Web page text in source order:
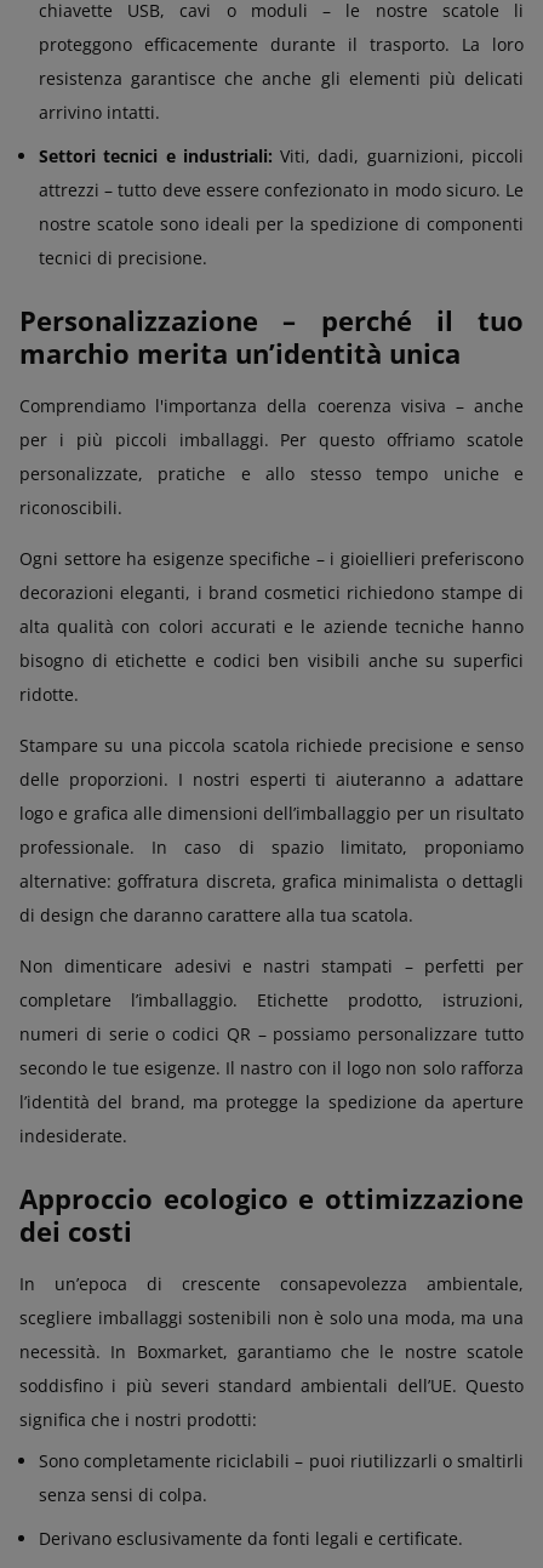
chiavette USB, cavi o moduli – le nostre scatole li
proteggono efficacemente durante il trasporto. La loro
resistenza garantisce che anche gli elementi più delicati
arrivino intatti.
Settori tecnici e industriali: Viti, dadi, guarnizioni, piccoli
attrezzi – tutto deve essere confezionato in modo sicuro. Le
nostre scatole sono ideali per la spedizione di componenti
tecnici di precisione.
Personalizzazione – perché il tuo
marchio merita un’identità unica
Comprendiamo l'importanza della coerenza visiva – anche
per i più piccoli imballaggi. Per questo offriamo scatole
personalizzate, pratiche e allo stesso tempo uniche e
riconoscibili.
Ogni settore ha esigenze specifiche – i gioiellieri preferiscono
decorazioni eleganti, i brand cosmetici richiedono stampe di
alta qualità con colori accurati e le aziende tecniche hanno
bisogno di etichette e codici ben visibili anche su superfici
ridotte.
Stampare su una piccola scatola richiede precisione e senso
delle proporzioni. I nostri esperti ti aiuteranno a adattare
logo e grafica alle dimensioni dell’imballaggio per un risultato
professionale. In caso di spazio limitato, proponiamo
alternative: goffratura discreta, grafica minimalista o dettagli
di design che daranno carattere alla tua scatola.
Non dimenticare adesivi e nastri stampati – perfetti per
completare l’imballaggio. Etichette prodotto, istruzioni,
numeri di serie o codici QR – possiamo personalizzare tutto
secondo le tue esigenze. Il nastro con il logo non solo rafforza
l’identità del brand, ma protegge la spedizione da aperture
indesiderate.
Approccio ecologico e ottimizzazione
dei costi
In un’epoca di crescente consapevolezza ambientale,
scegliere imballaggi sostenibili non è solo una moda, ma una
necessità. In Boxmarket, garantiamo che le nostre scatole
soddisfino i più severi standard ambientali dell’UE. Questo
significa che i nostri prodotti:
Sono completamente riciclabili – puoi riutilizzarli o smaltirli
senza sensi di colpa.
Derivano esclusivamente da fonti legali e certificate.